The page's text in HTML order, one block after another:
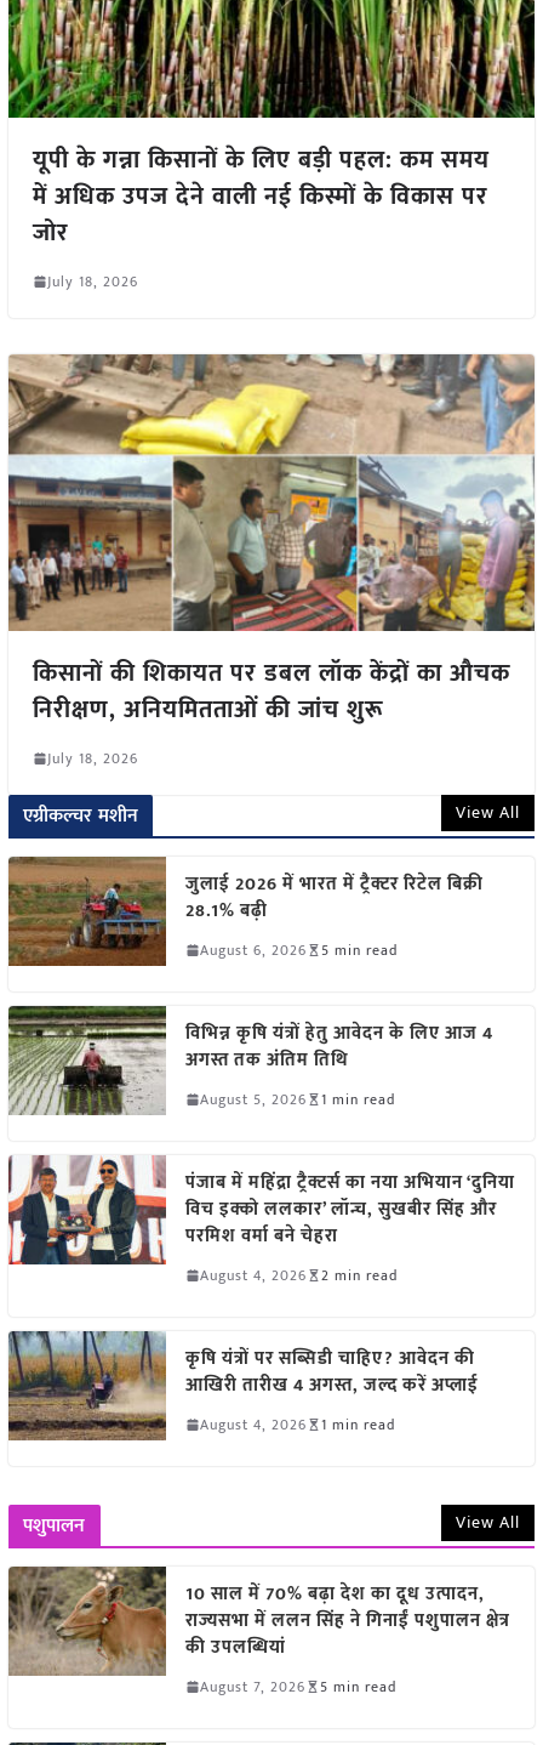
यूपी के गन्ना किसानों के लिए बड़ी पहल: कम समय
में अधिक उपज देने वाली नई किस्मों के विकास पर
जोर
July 18, 2026
किसानों की शिकायत पर डबल लॉक केंद्रों का औचक
निरीक्षण, अनियमितताओं की जांच शुरू
July 18, 2026
एग्रीकल्चर मशीन View All
जुलाई 2026 में भारत में ट्रैक्टर रिटेल बिक्री
28.1% बढ़ी
August 6, 2026 5 min read
विभिन्न कृषि यंत्रों हेतु आवेदन के लिए आज 4
अगस्त तक अंतिम तिथि
August 5, 2026 1 min read
पंजाब में महिंद्रा ट्रैक्टर्स का नया अभियान ‘दुनिया
विच इक्को ललकार’ लॉन्च, सुखबीर सिंह और
परमिश वर्मा बने चेहरा
August 4, 2026 2 min read
कृषि यंत्रों पर सब्सिडी चाहिए? आवेदन की
आखिरी तारीख 4 अगस्त, जल्द करें अप्लाई
August 4, 2026 1 min read
पशुपालन View All
10 साल में 70% बढ़ा देश का दूध उत्पादन,
राज्यसभा में ललन सिंह ने गिनाईं पशुपालन क्षेत्र
की उपलब्धियां
August 7, 2026 5 min read